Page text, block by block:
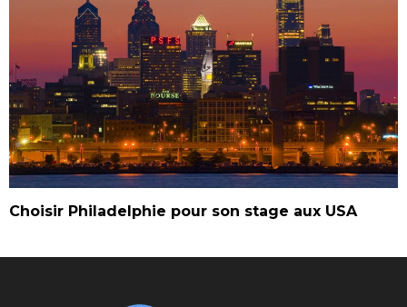
Choisir Philadelphie pour son stage aux USA